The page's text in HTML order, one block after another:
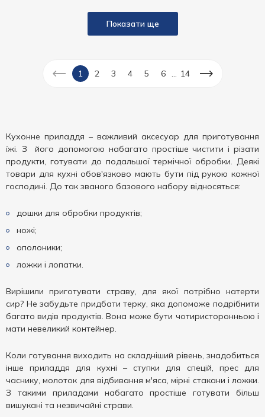
Показати ще
1 2 3 4 5 6 14
Кухонне приладдя – важливий аксесуар для приготування
їжі. З його допомогою набагато простіше чистити і різати
продукти, готувати до подальшої термічної обробки. Деякі
товари для кухні обов'язково мають бути під рукою кожної
господині. До так званого базового набору відносяться:
дошки для обробки продуктів;
ножі;
ополоники;
ложки і лопатки.
Вирішили приготувати страву, для якої потрібно натерти
сир? Не забудьте придбати терку, яка допоможе подрібнити
багато видів продуктів. Вона може бути чотиристоронньою і
мати невеликий контейнер.
Коли готування виходить на складніший рівень, знадобиться
інше приладдя для кухні – ступки для спецій, прес для
часнику, молоток для відбивання м'яса, мірні стакани і ложки.
З такими приладами набагато простіше готувати більш
вишукані та незвичайні страви.